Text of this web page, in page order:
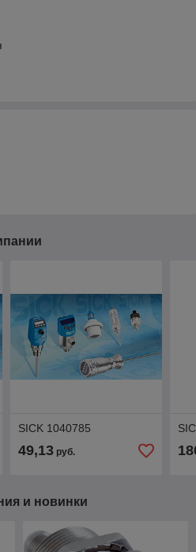
SICK 1040785
49,13руб.
и новинки